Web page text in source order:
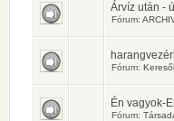
Árvíz után -
Fórum:
Fórum:
Én vagyok-
Fórum: